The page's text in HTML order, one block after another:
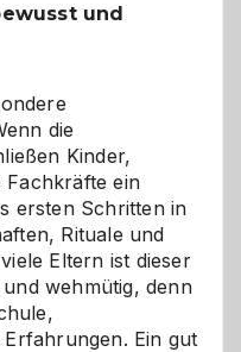
und
die
Kinder,
Fachkräfte ein
ersten Schritten in
Rituale und
Eltern ist dieser
wehmütig, denn
Ein gut